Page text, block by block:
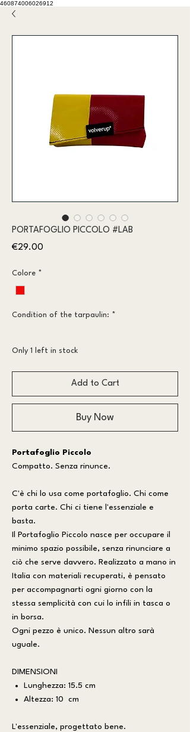
460874006026912
PORTAFOGLIO PICCOLO #LAB
€29.00
Colore *
Condition of the tarpaulin: *
Only 1 left in stock
Add to Cart
Buy Now
Portafoglio Piccolo
Compatto. Senza rinunce.
C'è chi lo usa come portafoglio. Chi come
porta carte. Chi ci tiene l'essenziale e
basta.
Il Portafoglio Piccolo nasce per occupare il
minimo spazio possibile, senza rinunciare a
ciò che serve davvero. Realizzato a mano in
Italia con materiali recuperati, è pensato
per accompagnarti ogni giorno con la
stessa semplicità con cui lo infili in tasca o
in borsa.
Ogni pezzo è unico. Nessun altro sarà
uguale.
DIMENSIONI
Lunghezza: 15.5 cm
Altezza: 10 cm
L'essenziale, progettato bene.